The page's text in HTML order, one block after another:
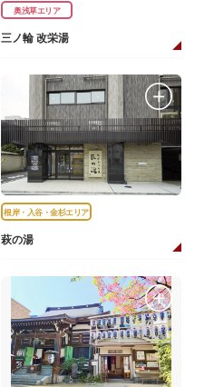
奥浅草エリア
三ノ輪 改栄湯
根岸・入谷・金杉エリア
萩の湯